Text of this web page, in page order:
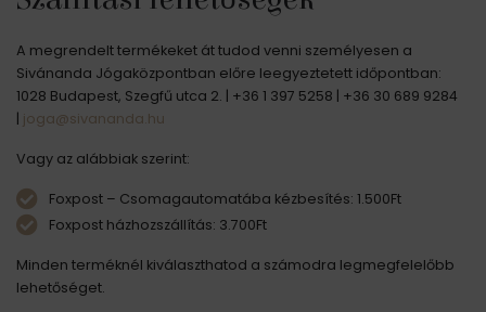
A megrendelt termékeket át tudod venni személyesen a
Sivánanda Jógaközpontban előre leegyeztetett időpontban:
1028 Budapest, Szegfű utca 2. | +36 1 397 5258 | +36 30 689 9284
| joga@sivananda.hu
Vagy az alábbiak szerint:
Foxpost – Csomagautomatába kézbesítés: 1.500Ft
Foxpost házhozszállítás: 3.700Ft
Minden terméknél kiválaszthatod a számodra legmegfelelőbb
lehetőséget.